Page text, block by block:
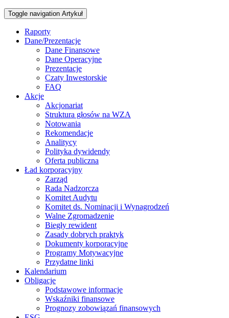
Toggle navigation Artykuł
Raporty
Dane/Prezentacje
Dane Finansowe
Dane Operacyjne
Prezentacje
Czaty Inwestorskie
FAQ
Akcje
Akcjonariat
Struktura głosów na WZA
Notowania
Rekomendacje
Analitycy
Polityka dywidendy
Oferta publiczna
Ład korporacyjny
Zarząd
Rada Nadzorcza
Komitet Audytu
Komitet ds. Nominacji i Wynagrodzeń
Walne Zgromadzenie
Biegły rewident
Zasady dobrych praktyk
Dokumenty korporacyjne
Programy Motywacyjne
Przydatne linki
Kalendarium
Obligacje
Podstawowe informacje
Wskaźniki finansowe
Prognozy zobowiązań finansowych